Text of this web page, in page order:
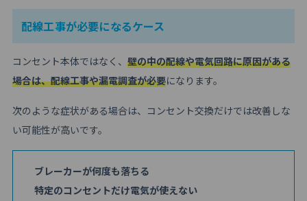
配線工事が必要になるケース
コンセント本体ではなく、 壁の中の配線や電気回路に原因がある
場合は、配線工事や漏電調査が必要になります。
次のような症状がある場合は、コンセント交換だけでは改善しな
い可能性が高いです。
ブレーカーが何度も落ちる
特定のコンセントだけ電気が使えない